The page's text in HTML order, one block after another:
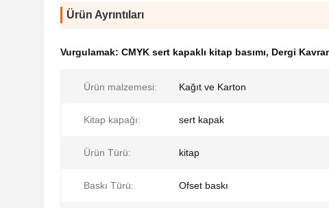
Ürün Ayrıntıları
Vurgulamak: CMYK sert kapaklı kitap basımı, Dergi
Ürün malzemesi: Kağıt ve Karton
Kitap kapağı: sert kapak
Ürün Türü: kitap
Baskı Türü: Ofset baskı